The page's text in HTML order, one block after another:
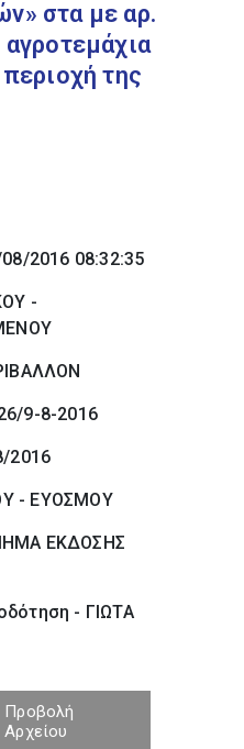
στα με αρ.
της
2016 08:32:35
-
9-8-2016
2016
- ΕΥΟΣΜΟΥ
ΕΚΔΟΣΗΣ
- ΓΙΩΤΑ
Προβολή
Αρχείου